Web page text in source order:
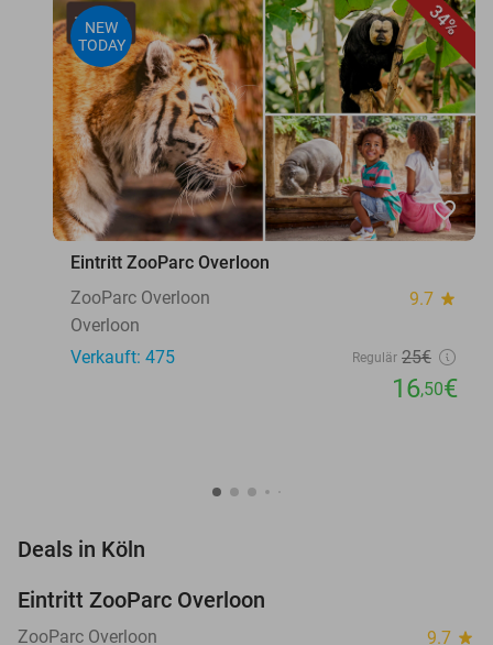
34%
NEW
TODAY
favorite_border
Eintritt ZooParc Overloon
ZooParc Overloon
9.7 star
Overloon
Verkauft: 475
Regulär 25€
16,50€
Deals in Köln
TODAY
Eintritt ZooParc Overloon
ZooParc Overloon 9.7 star